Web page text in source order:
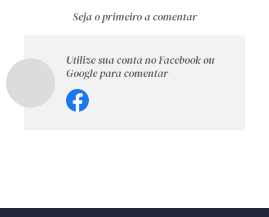
Seja o primeiro a comentar
Utilize sua conta no Facebook ou
Google para comentar